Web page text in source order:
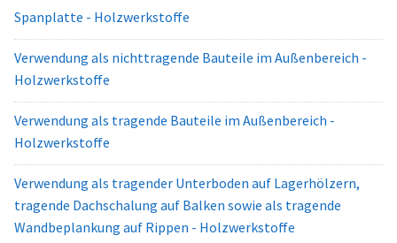
Spanplatte - Holzwerkstoffe
Verwendung als nichttragende Bauteile im Außenbereich -
Holzwerkstoffe
Verwendung als tragende Bauteile im Außenbereich -
Holzwerkstoffe
Verwendung als tragender Unterboden auf Lagerhölzern,
tragende Dachschalung auf Balken sowie als tragende
Wandbeplankung auf Rippen - Holzwerkstoffe